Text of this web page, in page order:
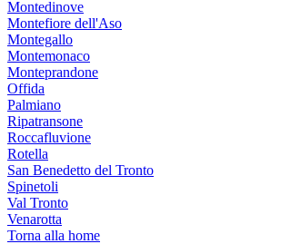
Montedinove
Montefiore dell'Aso
Montegallo
Montemonaco
Monteprandone
Offida
Palmiano
Ripatransone
Roccafluvione
Rotella
San Benedetto del Tronto
Spinetoli
Val Tronto
Venarotta
Torna alla home